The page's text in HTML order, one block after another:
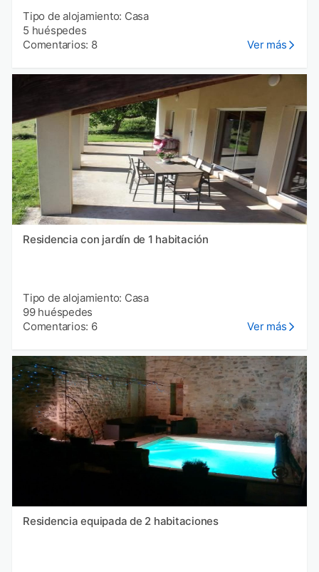
Tipo de alojamiento: Casa
5 huéspedes
Comentarios: 8
Ver más
Residencia con jardín de 1 habitación
Tipo de alojamiento: Casa
99 huéspedes
Comentarios: 6
Ver más
Residencia equipada de 2 habitaciones